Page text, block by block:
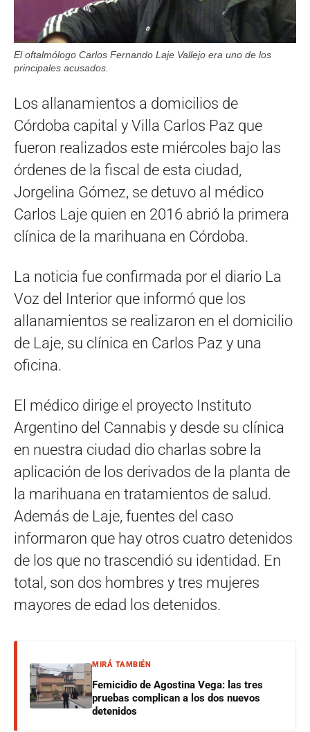
El oftalmólogo Carlos Fernando Laje Vallejo era uno de los
principales acusados.
Los allanamientos a domicilios de
Córdoba capital y Villa Carlos Paz que
fueron realizados este miércoles bajo las
órdenes de la fiscal de esta ciudad,
Jorgelina Gómez, se detuvo al médico
Carlos Laje quien en 2016 abrió la primera
clínica de la marihuana en Córdoba.
La noticia fue confirmada por el diario La
Voz del Interior que informó que los
allanamientos se realizaron en el domicilio
de Laje, su clínica en Carlos Paz y una
oficina.
El médico dirige el proyecto Instituto
Argentino del Cannabis y desde su clínica
en nuestra ciudad dio charlas sobre la
aplicación de los derivados de la planta de
la marihuana en tratamientos de salud.
Además de Laje, fuentes del caso
informaron que hay otros cuatro detenidos
de los que no trascendió su identidad. En
total, son dos hombres y tres mujeres
mayores de edad los detenidos.
MIRÁ TAMBIÉN
Femicidio de Agostina Vega: las tres
pruebas complican a los dos nuevos
detenidos